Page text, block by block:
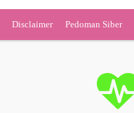
Disclaimer Pedoman Siber